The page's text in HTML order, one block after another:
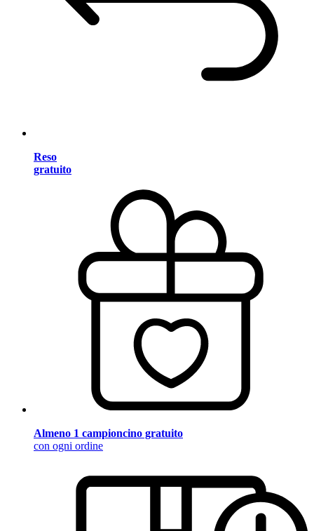
Reso
gratuito
Almeno 1 campioncino gratuito
con ogni ordine